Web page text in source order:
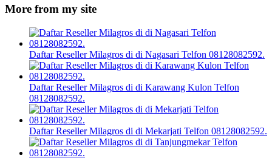
More from my site
Daftar Reseller Milagros di di Nagasari Telfon 08128082592.
Daftar Reseller Milagros di di Karawang Kulon Telfon
08128082592.
Daftar Reseller Milagros di di Mekarjati Telfon 08128082592.